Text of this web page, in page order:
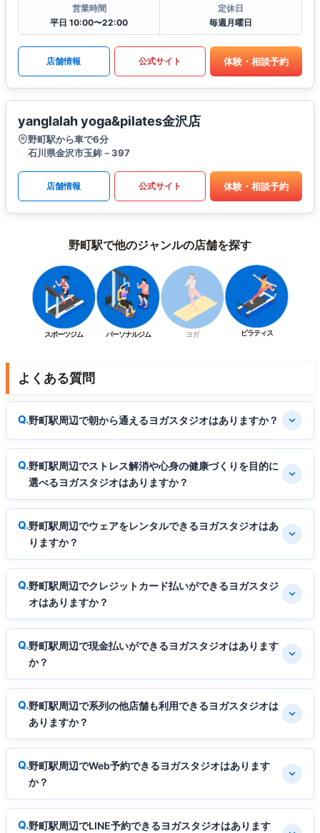
営業時間
平日 10:00〜22:00
定休日
毎週月曜日
店舗情報 公式サイト 体験・相談予約
yanglalah yoga&pilates金沢店
野町駅から車で6分
石川県金沢市玉鉾－397
店舗情報 公式サイト 体験・相談予約
野町駅で他のジャンルの店舗を探す
スポーツジム パーソナルジム ヨガ ピラティス
よくある質問
野町駅周辺で朝から通えるヨガスタジオはありますか？
野町駅周辺でストレス解消や心身の健康づくりを目的に
選べるヨガスタジオはありますか？
野町駅周辺でウェアをレンタルできるヨガスタジオはあ
りますか？
野町駅周辺でクレジットカード払いができるヨガスタジ
オはありますか？
野町駅周辺で現金払いができるヨガスタジオはあります
か？
野町駅周辺で系列の他店舗も利用できるヨガスタジオは
ありますか？
野町駅周辺でWeb予約できるヨガスタジオはあります
か？
野町駅周辺でLINE予約できるヨガスタジオはあります